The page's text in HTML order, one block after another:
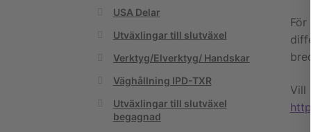
För
Vill
USA Delar
Utväxlingar till slutväxel
Verktyg/Elverktyg/ Handskar
Väghållning IPD-TXR
Utväxlingar till slutväxel
begagnad